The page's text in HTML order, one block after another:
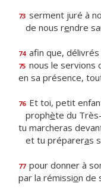
73 serment juré à
de nous rendre
74 afin que, délivrés
75 nous le servions
en sa présence,
76 Et toi, petit
prophète du
tu marcheras
et tu prépareras
77 pour donner à
par la rémission de